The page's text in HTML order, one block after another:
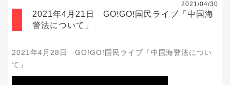
2021年4月21日 GO!GO!国民ライブ「中国海
警法について」
2021/04/30
2021年4月28日 GO!GO!国民ライブ「中国海警法につい
て」